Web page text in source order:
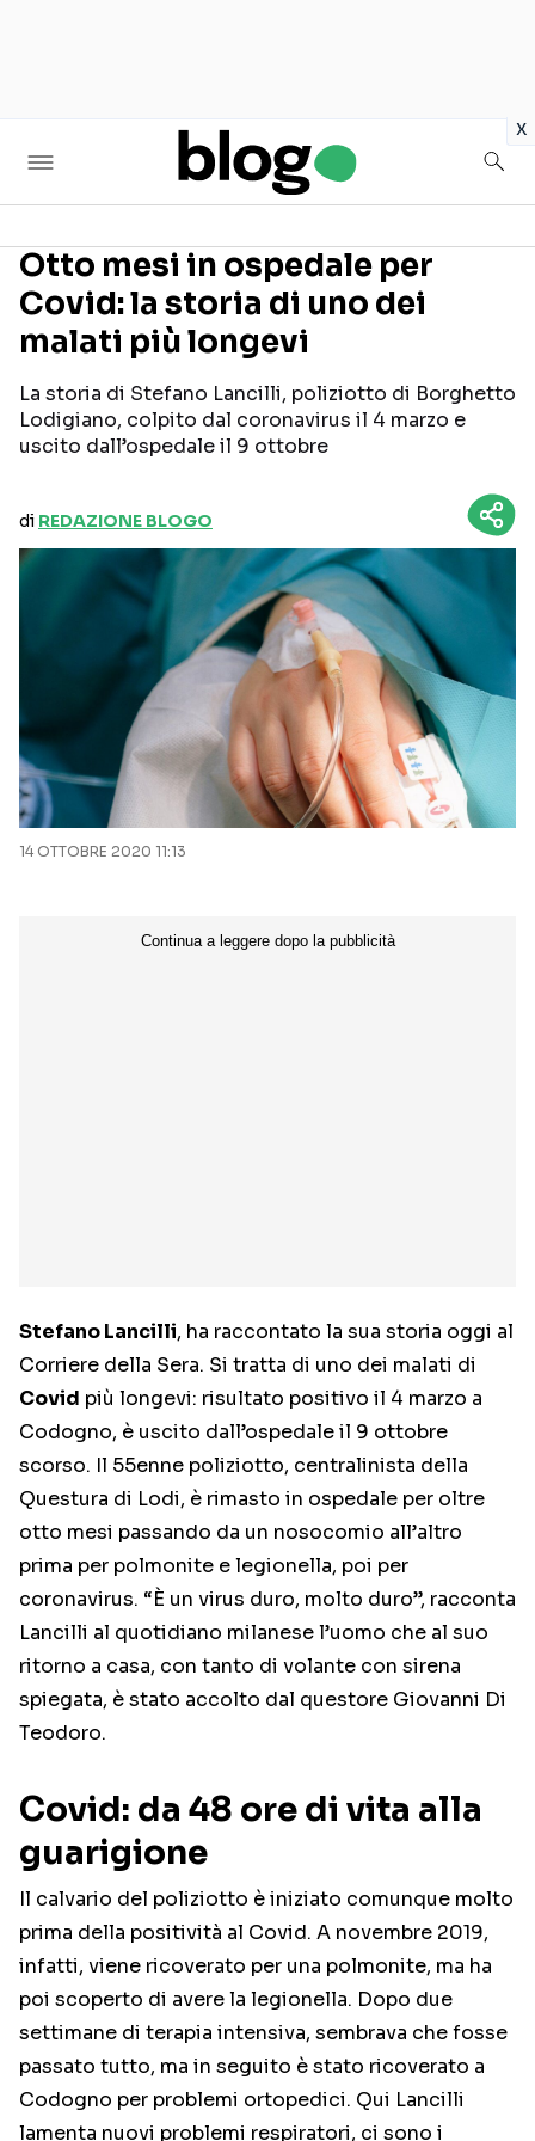
x
Seguici sui social
Otto mesi in ospedale per
Covid: la storia di uno dei
malati più longevi
La storia di Stefano Lancilli, poliziotto di Borghetto
Lodigiano, colpito dal coronavirus il 4 marzo e
uscito dall’ospedale il 9 ottobre
di REDAZIONE BLOGO
14 OTTOBRE 2020 11:13
Stefano Lancilli, ha raccontato la sua storia oggi al
Corriere della Sera. Si tratta di uno dei malati di
Covid più longevi: risultato positivo il 4 marzo a
Codogno, è uscito dall’ospedale il 9 ottobre
scorso. Il 55enne poliziotto, centralinista della
Questura di Lodi, è rimasto in ospedale per oltre
otto mesi passando da un nosocomio all’altro
prima per polmonite e legionella, poi per
coronavirus. “È un virus duro, molto duro”, racconta
Lancilli al quotidiano milanese l’uomo che al suo
ritorno a casa, con tanto di volante con sirena
spiegata, è stato accolto dal questore Giovanni Di
Teodoro.
Covid: da 48 ore di vita alla
guarigione
Il calvario del poliziotto è iniziato comunque molto
prima della positività al Covid. A novembre 2019,
infatti, viene ricoverato per una polmonite, ma ha
poi scoperto di avere la legionella. Dopo due
settimane di terapia intensiva, sembrava che fosse
passato tutto, ma in seguito è stato ricoverato a
Codogno per problemi ortopedici. Qui Lancilli
lamenta nuovi problemi respiratori, ci sono i